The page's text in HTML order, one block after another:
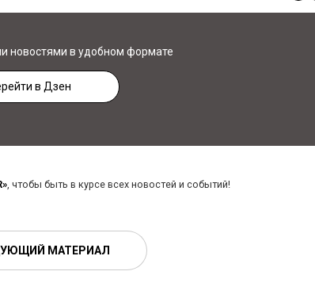
новостями в удобном формате
в Дзен
, чтобы быть в курсе всех новостей и событий!
МАТЕРИАЛ